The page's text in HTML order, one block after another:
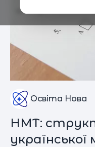
Освіта Нова
НМТ: